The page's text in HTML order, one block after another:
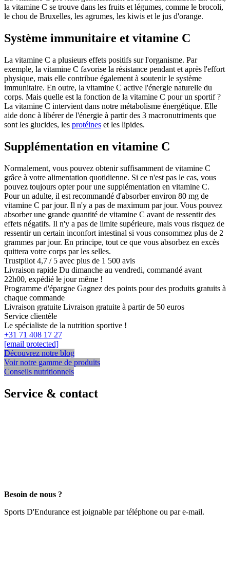
la vitamine C se trouve dans les fruits et légumes, comme le brocoli,
le chou de Bruxelles, les agrumes, les kiwis et le jus d'orange.
Système immunitaire et vitamine C
La vitamine C a plusieurs effets positifs sur l'organisme. Par
exemple, la vitamine C favorise la résistance pendant et après l'effort
physique, mais elle contribue également à soutenir le système
immunitaire. En outre, la vitamine C active l'énergie naturelle du
corps. Mais quelle est la fonction de la vitamine C pour un sportif ?
La vitamine C intervient dans notre métabolisme énergétique. Elle
aide donc à libérer de l'énergie à partir des 3 macronutriments que
sont les glucides, les protéines et les lipides.
Supplémentation en vitamine C
Normalement, vous pouvez obtenir suffisamment de vitamine C
grâce à votre alimentation quotidienne. Si ce n'est pas le cas, vous
pouvez toujours opter pour une supplémentation en vitamine C.
Pour un adulte, il est recommandé d'absorber environ 80 mg de
vitamine C par jour. Il n'y a pas de maximum par jour. Vous pouvez
absorber une grande quantité de vitamine C avant de ressentir des
effets négatifs. Il n'y a pas de limite supérieure, mais vous risquez de
ressentir un certain inconfort intestinal si vous consommez plus de 2
grammes par jour. En principe, tout ce que vous absorbez en excès
quittera votre corps par les selles.
Trustpilot 4,7 / 5 avec plus de 1 500 avis
Livraison rapide Du dimanche au vendredi, commandé avant
22h00, expédié le jour même !
Programme d'épargne Gagnez des points pour des produits gratuits à
chaque commande
Livraison gratuite Livraison gratuite à partir de 50 euros
Service clientèle
Le spécialiste de la nutrition sportive !
+31 71 408 17 27
[email protected]
Découvrez notre blog
Voir notre gamme de produits
Conseils nutritionnels
Service & contact
Besoin de nous ?
Sports D'Endurance est joignable par téléphone ou par e-mail.